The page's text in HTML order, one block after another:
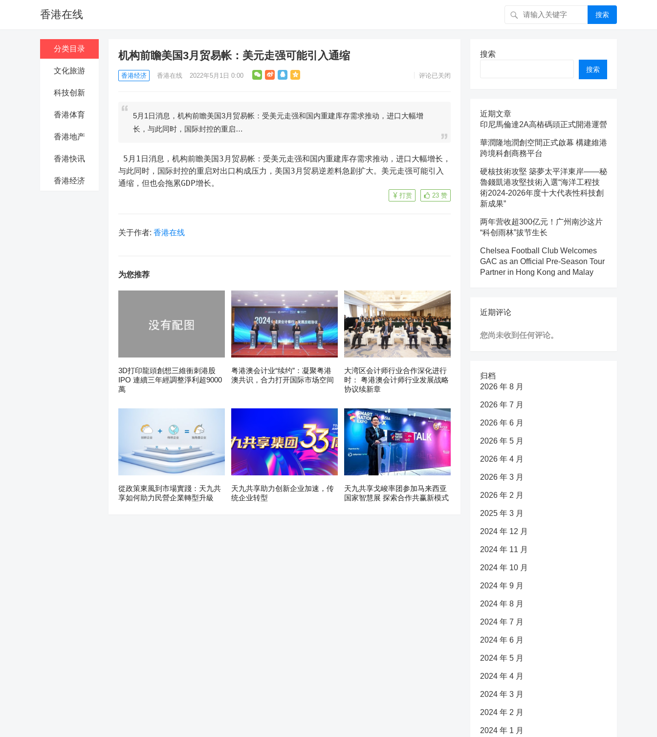
香港在线 搜索
分类目录
文化旅游
科技创新
香港体育
香港地产
香港快讯
香港经济
机构前瞻美国3月贸易帐：美元走强可能引入通缩
香港经济 香港在线 2022年5月1日 0:00 评论已关闭
5月1日消息，机构前瞻美国3月贸易帐：受美元走强和国内重建库存需求推动，进口大幅增
长，与此同时，国际封控的重启…
与此同时，国际封控的重启对出口构成压力，美国3月贸易逆差料急剧扩大。美元走强可能引入
通缩，但也会拖累GDP增长。
23 赞
打赏
关于作者: 香港在线
为您推荐
3D打印龍頭創想三維衝刺港股
IPO 連續三年經調整淨利超9000
萬
粤港澳会计业“续约”：凝聚粤港
澳共识，合力打开国际市场空间
大湾区会计师行业合作深化进行
时： 粤港澳会计师行业发展战略
协议续新章
從政策東風到市場實踐：天九共
享如何助力民營企業轉型升級
天九共享助力创新企业加速，传
统企业转型
天九共享戈峻率团参加马来西亚
国家智慧展 探索合作共赢新模式
搜索
搜索
近期文章
印尼馬倫達2A高樁碼頭正式開港運營
華潤隆地潤創空間正式啟幕 構建維港
跨境科創商務平台
硬核技術攻堅 築夢太平洋東岸——秘
魯錢凱港攻堅技術入選“海洋工程技
術2024-2026年度十大代表性科技創
新成果”
两年营收超300亿元！广州南沙这片
“科创雨林”拔节生长
Chelsea Football Club Welcomes
GAC as an Official Pre-Season Tour
Partner in Hong Kong and Malay
近期评论
您尚未收到任何评论。
归档
2026 年 8 月
2026 年 7 月
2026 年 6 月
2026 年 5 月
2026 年 4 月
2026 年 3 月
2026 年 2 月
2025 年 3 月
2024 年 12 月
2024 年 11 月
2024 年 10 月
2024 年 9 月
2024 年 8 月
2024 年 7 月
2024 年 6 月
2024 年 5 月
2024 年 4 月
2024 年 3 月
2024 年 2 月
2024 年 1 月